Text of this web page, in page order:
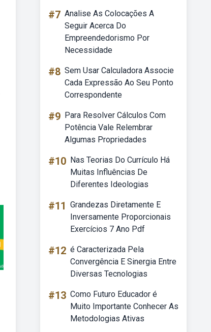
#7 Analise As Colocações A
Seguir Acerca Do
Empreendedorismo Por
Necessidade
#8 Sem Usar Calculadora Associe
Cada Expressão Ao Seu Ponto
Correspondente
#9 Para Resolver Cálculos Com
Potência Vale Relembrar
Algumas Propriedades
#10 Nas Teorias Do Currículo Há
Muitas Influências De
Diferentes Ideologias
#11 Grandezas Diretamente E
Inversamente Proporcionais
Exercícios 7 Ano Pdf
#12 é Caracterizada Pela
Convergência E Sinergia Entre
Diversas Tecnologias
#13 Como Futuro Educador é
Muito Importante Conhecer As
Metodologias Ativas